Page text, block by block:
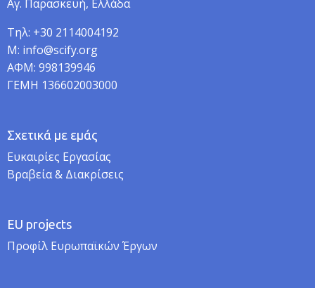
Αγ. Παρασκευή, Ελλάδα
Τηλ: +30 2114004192
M: info@scify.org
ΑΦΜ: 998139946
ΓΕΜΗ 136602003000
Σχετικά με εμάς
Ευκαιρίες Εργασίας
Βραβεία & Διακρίσεις
EU projects
Προφίλ Ευρωπαϊκών Έργων